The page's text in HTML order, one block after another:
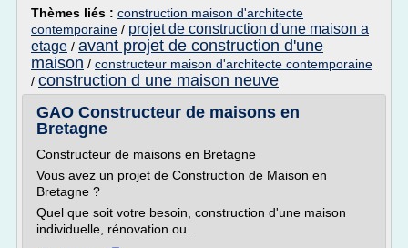
Thèmes liés : construction maison d'architecte
contemporaine / projet de construction d'une maison a
etage / avant projet de construction d'une
maison / constructeur maison d'architecte contemporaine
/ construction d une maison neuve
GAO Constructeur de maisons en
Bretagne
Constructeur de maisons en Bretagne
Vous avez un projet de Construction de Maison en
Bretagne ?
Quel que soit votre besoin, construction d'une maison
individuelle, rénovation ou...